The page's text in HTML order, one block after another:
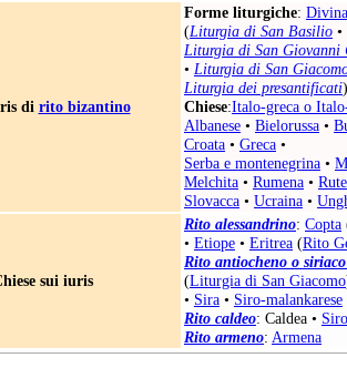
di rito bizantino
Forme liturgiche:
(Liturgia di San Basilio •
Liturgia di San Giovanni
• Liturgia di San
Liturgia dei presantificati)
Chiese:Italo-greca o
Albanese • Bielorussa •
Croata • Greca •
Serba e montenegrina •
Melchita • Rumena •
Slovacca • Ucraina •
sui iuris
Rito alessandrino: Copta
• Etiope • Eritrea (Rito
Rito antiocheno o
(Liturgia di San Giacomo
• Sira • Siro-malankarese
Rito caldeo: Caldea •
Rito armeno: Armena